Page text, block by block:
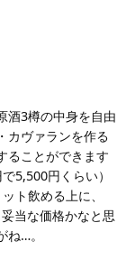
酒3樽の中身を自由
カヴァランを作る
ることができます
5,500円くらい）
ト飲める上に、
当な価格かなと思
ね…。